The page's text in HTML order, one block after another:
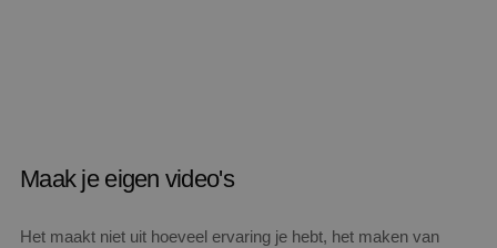
Maak je eigen video's
Het maakt niet uit hoeveel ervaring je hebt, het maken van